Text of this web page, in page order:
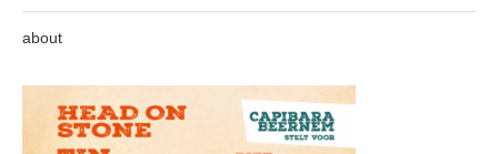
about